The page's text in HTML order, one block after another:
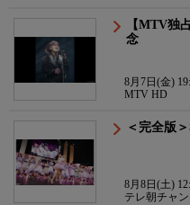
【MTV独
念
8月7日(金)
MTV HD
＜完全版
8月8日(土)
テレ朝チャン